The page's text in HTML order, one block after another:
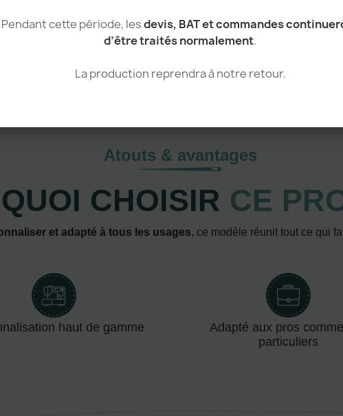
Pendant cette période, lesdevis, BAT et commandes
d’être traités normalement.
La production reprendra à notre retour.
Atouts & avantages
CHOISIR CE
et adapté à tous les usages, ce modèle réunit tout ce qui
haut de gamme
Adapté aux pros
particuliers